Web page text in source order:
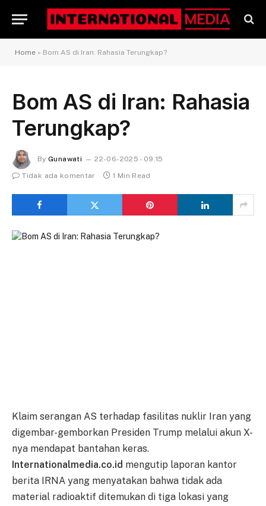
Home » Bom AS di Iran: Rahasia Terungkap?
Bom AS di Iran: Rahasia
Terungkap?
By Gunawati
22-06-2025 - 09.15
Tidak ada komentar
1 Min Read
Klaim serangan AS terhadap fasilitas nuklir Iran yang
digembar-gemborkan Presiden Trump melalui akun X-
nya mendapat bantahan keras.
Internationalmedia.co.id mengutip laporan kantor
berita IRNA yang menyatakan bahwa tidak ada
material radioaktif ditemukan di tiga lokasi yang